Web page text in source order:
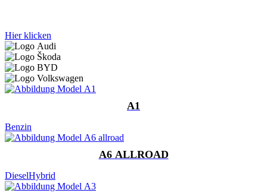
Hier klicken
A1
Benzin
A6 ALLROAD
DieselHybrid